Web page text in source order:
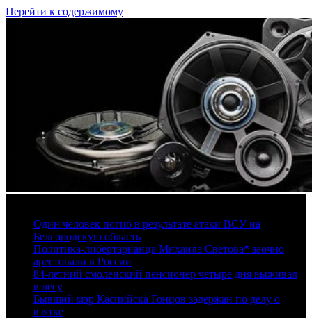
Перейти к содержимому
Один человек погиб в результате атаки ВСУ на
Белгородскую область
Политика-либертарианца Михаила Светова* заочно
арестовали в России
84-летний смоленский пенсионер четыре дня выживал
в лесу
Бывший мэр Каспийска Гонцов задержан по делу о
взятке